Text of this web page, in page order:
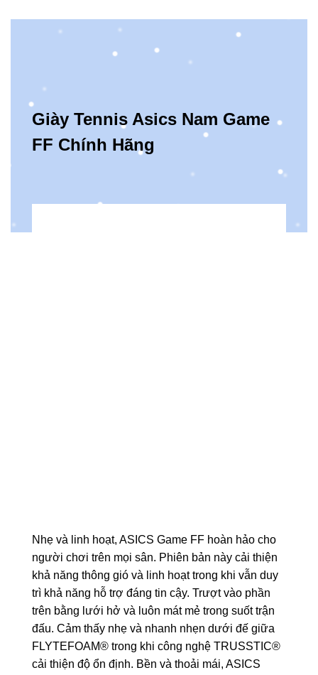
Giày Tennis Asics Nam Game
FF Chính Hãng
Nhẹ và linh hoạt, ASICS Game FF hoàn hảo cho
người chơi trên mọi sân. Phiên bản này cải thiện
khả năng thông gió và linh hoạt trong khi vẫn duy
trì khả năng hỗ trợ đáng tin cậy. Trượt vào phần
trên bằng lưới hở và luôn mát mẻ trong suốt trận
đấu. Cảm thấy nhẹ và nhanh nhẹn dưới đế giữa
FLYTEFOAM® trong khi công nghệ TRUSSTIC®
cải thiện độ ổn định. Bền và thoải mái, ASICS